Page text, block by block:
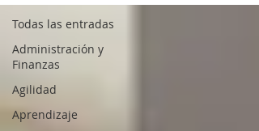
Todas las entradas
Administración y
Finanzas
Agilidad
Aprendizaje